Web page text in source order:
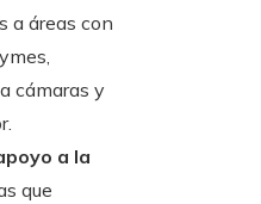
a áreas con
cámaras y
a la
que